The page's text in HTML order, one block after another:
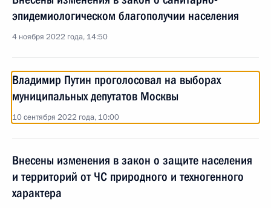
эпидемиологическом благополучии населения
4 ноября 2022 года, 14:50
Владимир Путин проголосовал на выборах
муниципальных депутатов Москвы
10 сентября 2022 года, 10:00
Внесены изменения в закон о защите населения
и территорий от ЧС природного и техногенного
характера